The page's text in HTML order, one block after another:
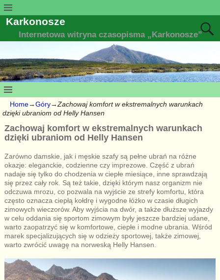
Karkonosze
Internetowa witryna czasopisma „Karkonosze”
Home→Góry→Zachowaj komfort w ekstremalnych warunkach
dzięki ubraniom od Helly Hansen
Zachowaj komfort w ekstremalnych warunkach
dzięki ubraniom od Helly Hansen
Zarówno damskie, jak i męskie szafy są pełne ubrań na różne
okazje: eleganckie, codzienne czy imprezowe. Część z ubrań
nadaje się tylko do chodzenia w ciepłe miesiące, inne sprawdzają
się przez cały rok. Są też takie, dzięki którym nasz organizm nie
odczuwa mrozu, co pozwala na wyjście ze strefy komfortu, która
często oznacza ciepłą kołdrę i wygodne łóżko w czasie długich
zimowych wieczorów. Aby wyjścia na dwór, a także dłuższe wyjazdy
w celu oddania się sportom zimowym były jeszcze bardziej udane,
warto zaopatrzyć się w komfortowe, ciepłe i modne ubrania. Wśród
marek specjalizujących się w odzieży sportowej, także zimowej,
warto zwrócić uwagę na norweską Helly Hansen.